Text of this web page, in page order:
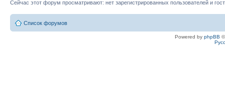
Сейчас этот форум просматривают: нет зарегистрированных пользователей и
Список форумов
Powered by phpBB